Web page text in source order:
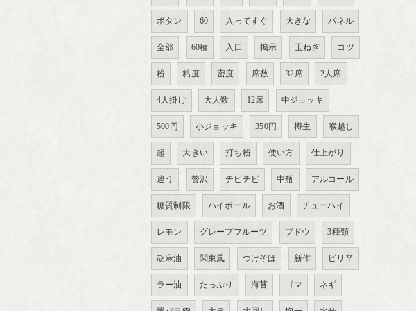
ボタン 60 入ってすぐ 大きな パネル
全部 60種 入口 掲示 玉ねぎ コツ
粉 粘度 密度 席数 32席 2人席
4人掛け 大人数 12席 中ジョッキ
500円 小ジョッキ 350円 樽生 喉越し
超 大きい 打ち粉 使い方 仕上がり
違う 贅沢 チビチビ 中瓶 アルコール
糖質制限 ハイボール お酒 チューハイ
レモン グレープフルーツ ブドウ 3種類
胡麻油 関東風 つけそば 新作 ピリ辛
ラー油 たっぷり 海苔 ゴマ ネギ